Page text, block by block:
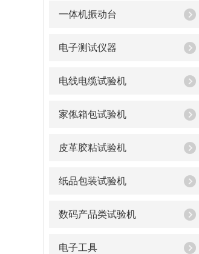
一体机振动台
电子测试仪器
电线电缆试验机
家俬箱包试验机
皮革胶粘试验机
纸品包装试验机
数码产品类试验机
电子工具